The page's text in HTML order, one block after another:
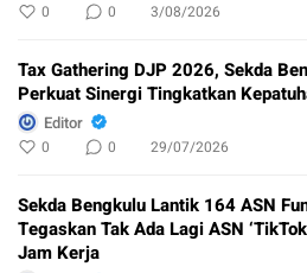
0 0 3/08/2026
Tax Gathering DJP 2026, Sekda
Perkuat Sinergi Tingkatkan
Editor
0 0 29/07/2026
Sekda Bengkulu Lantik 164 ASN
Tegaskan Tak Ada Lagi ASN
Jam Kerja